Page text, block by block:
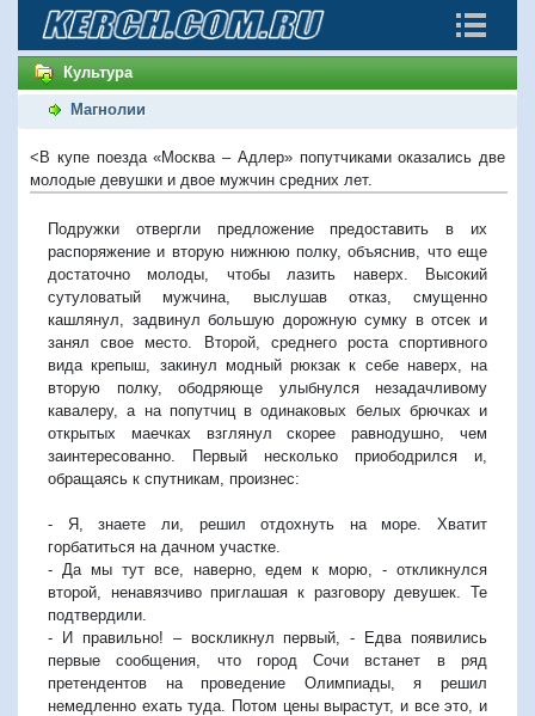
Культура
Магнолии
<В купе поезда «Москва – Адлер» попутчиками оказались две
молодые девушки и двое мужчин средних лет.
Подружки отвергли предложение предоставить в их
распоряжение и вторую нижнюю полку, объяснив, что еще
достаточно молоды, чтобы лазить наверх. Высокий
сутуловатый мужчина, выслушав отказ, смущенно
кашлянул, задвинул большую дорожную сумку в отсек и
занял свое место. Второй, среднего роста спортивного
вида крепыш, закинул модный рюкзак к себе наверх, на
вторую полку, ободряюще улыбнулся незадачливому
кавалеру, а на попутчиц в одинаковых белых брючках и
открытых маечках взглянул скорее равнодушно, чем
заинтересованно. Первый несколько приободрился и,
обращаясь к спутникам, произнес:
- Я, знаете ли, решил отдохнуть на море. Хватит
горбатиться на дачном участке.
- Да мы тут все, наверно, едем к морю, - откликнулся
второй, ненавязчиво приглашая к разговору девушек. Те
подтвердили.
- И правильно! – воскликнул первый, - Едва появились
первые сообщения, что город Сочи встанет в ряд
претендентов на проведение Олимпиады, я решил
немедленно ехать туда. Потом цены вырастут, и все это, и